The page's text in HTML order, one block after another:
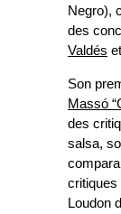
Negro),
des
Valdés et
Son
Massó
des
salsa,
critiques
Loudon